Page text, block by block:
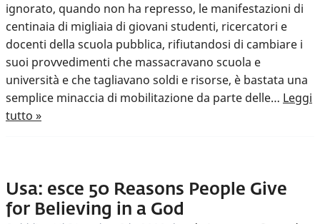
ignorato, quando non ha represso, le manifestazioni di
centinaia di migliaia di giovani studenti, ricercatori e
docenti della scuola pubblica, rifiutandosi di cambiare i
suoi provvedimenti che massacravano scuola e
università e che tagliavano soldi e risorse, è bastata una
semplice minaccia di mobilitazione da parte delle… Leggi
tutto »
Usa: esce 50 Reasons People Give
for Believing in a God